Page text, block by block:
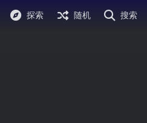
探索 随机 搜索